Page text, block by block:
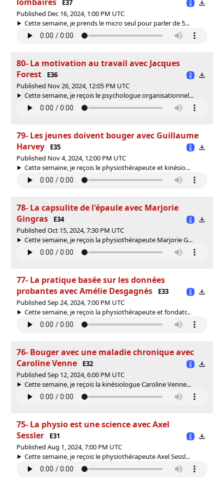
E37
Published Dec 16, 2024, 1:00 PM UTC
Cette semaine, je prends le micro seul pour parler de 5...
80- La motivation au travail avec Jacques
Forest
E36
Published Nov 26, 2024, 12:05 PM UTC
Cette semaine, je reçois le psychologue organisationnel...
79- Les jeunes doivent bouger avec Guillaume
Harvey
E35
Published Nov 4, 2024, 12:00 PM UTC
Cette semaine, je reçois le physiothérapeute et kinésio...
78- La capsulite de l'épaule avec Marjorie
Gingras
E34
Published Oct 15, 2024, 7:30 PM UTC
Cette semaine, je reçois la physiothérapeute Marjorie G...
77- La pratique basée sur les données
probantes avec Amélie Desgagnés
E33
Published Sep 24, 2024, 7:00 PM UTC
Cette semaine, je reçois la physiothérapeute et fondatr...
76- Bouger avec une maladie chronique avec
Caroline Venne
E32
Published Sep 12, 2024, 6:00 PM UTC
Cette semaine, je reçois la kinésiologue Caroline Venne...
75- La physio est une science avec Axel
Sessler
E31
Published Aug 1, 2024, 7:00 PM UTC
Cette semaine, je reçois le physiothérapeute Axel Sessl...